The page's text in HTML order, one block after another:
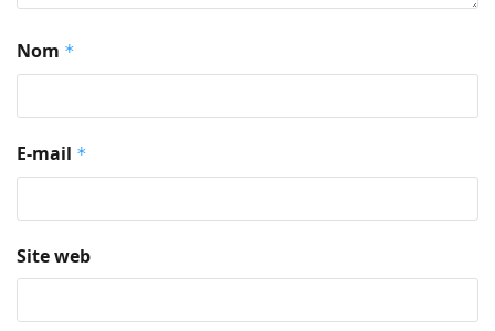
Nom *
E-mail *
Site web